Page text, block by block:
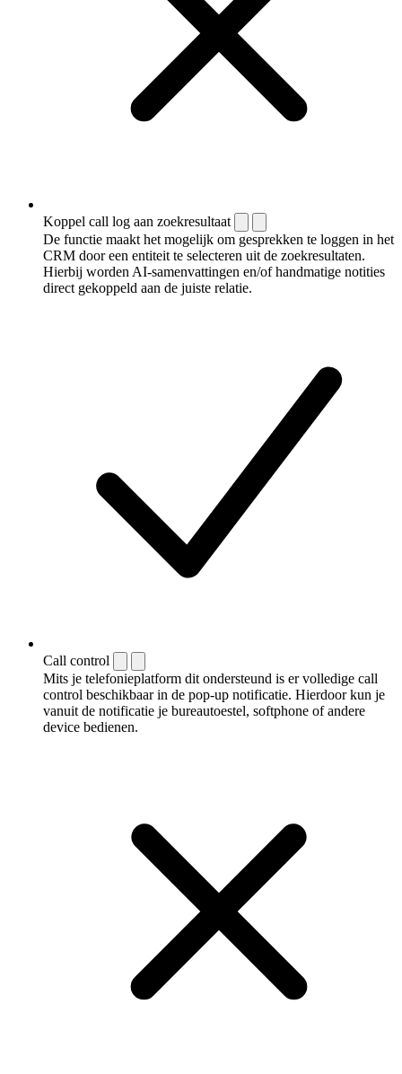
Koppel call log aan zoekresultaat
De functie maakt het mogelijk om gesprekken te loggen in het
CRM door een entiteit te selecteren uit de zoekresultaten.
Hierbij worden AI-samenvattingen en/of handmatige notities
direct gekoppeld aan de juiste relatie.
Call control
Mits je telefonieplatform dit ondersteund is er volledige call
control beschikbaar in de pop-up notificatie. Hierdoor kun je
vanuit de notificatie je bureautoestel, softphone of andere
device bedienen.